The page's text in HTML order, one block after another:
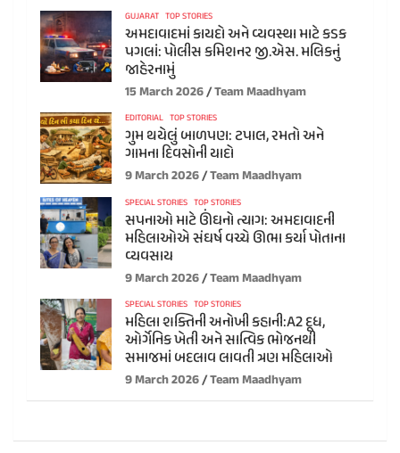
GUJARAT TOP STORIES
અમદાવાદમાં કાયદો અને વ્યવસ્થા માટે કડક
પગલાં: પોલીસ કમિશનર જી.એસ. મલિકનું
જાહેરનામું
15 March 2026 Team Maadhyam
EDITORIAL TOP STORIES
ગુમ થયેલું બાળપણ: ટપાલ, રમતો અને
ગામના દિવસોની યાદો
9 March 2026 Team Maadhyam
SPECIAL STORIES TOP STORIES
સપનાઓ માટે ઊંઘનો ત્યાગ: અમદાવાદની
મહિલાઓએ સંઘર્ષ વચ્ચે ઊભા કર્યા પોતાના
વ્યવસાય
9 March 2026 Team Maadhyam
SPECIAL STORIES TOP STORIES
મહિલા શક્તિની અનોખી કહાની:A2 દૂધ,
ઓર્ગેનિક ખેતી અને સાત્વિક ભોજનથી
સમાજમાં બદલાવ લાવતી ત્રણ મહિલાઓ
9 March 2026 Team Maadhyam